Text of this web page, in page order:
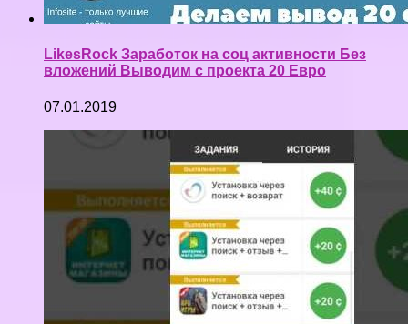
LikesRock Заработок на соц активности Без
вложений Выводим с проекта 20 Евро
07.01.2019